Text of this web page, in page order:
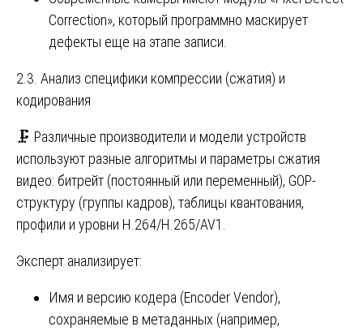
Correction», который программно маскирует
дефекты еще на этапе записи.
2.3. Анализ специфики компрессии (сжатия) и
кодирования
🗜️ Различные производители и модели устройств
используют разные алгоритмы и параметры сжатия
видео: битрейт (постоянный или переменный), GOP-
структуру (группы кадров), таблицы квантования,
профили и уровни H.264/H.265/AV1.
Эксперт анализирует:
Имя и версию кодера (Encoder Vendor),
сохраняемые в метаданных (например,